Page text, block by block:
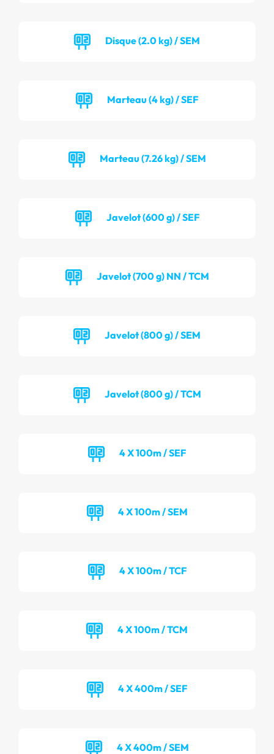
Disque (2.0 kg) / SEM
Marteau (4 kg) / SEF
Marteau (7.26 kg) / SEM
Javelot (600 g) / SEF
Javelot (700 g) NN / TCM
Javelot (800 g) / SEM
Javelot (800 g) / TCM
4 X 100m / SEF
4 X 100m / SEM
4 X 100m / TCF
4 X 100m / TCM
4 X 400m / SEF
4 X 400m / SEM